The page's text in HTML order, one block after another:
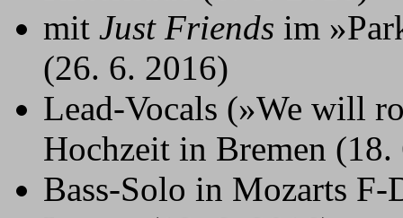
mit Just Friends im
(26. 6. 2016)
Lead-Vocals (»We will
Hochzeit in Bremen (18.
Bass-Solo in Mozarts